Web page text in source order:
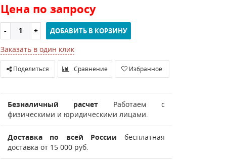
Цена по запросу
ДОБАВИТЬ В КОРЗИНУ
Заказать в один клик
Поделиться Сравнение Избранное
Безналичный расчет Работаем с
физическими и юридическими лицами.
Доставка по всей России бесплатная
доставка от 15 000 руб.